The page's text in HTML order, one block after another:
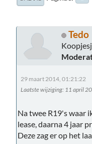
Tedo
29 maart 2014, 01:21:22
Laatste wijziging: 11 april
Na twee R19's waar
lease, daarna 4 jaar
Deze zag er op het